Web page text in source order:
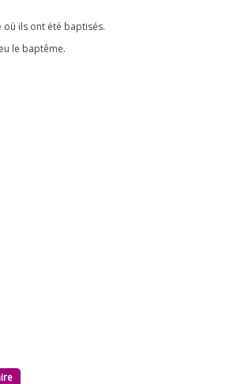
où ils ont été baptisés.
le baptême.